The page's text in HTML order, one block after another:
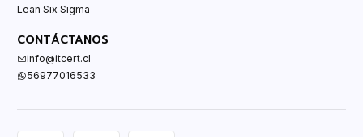
Lean Six Sigma
CONTÁCTANOS
info@itcert.cl
56977016533